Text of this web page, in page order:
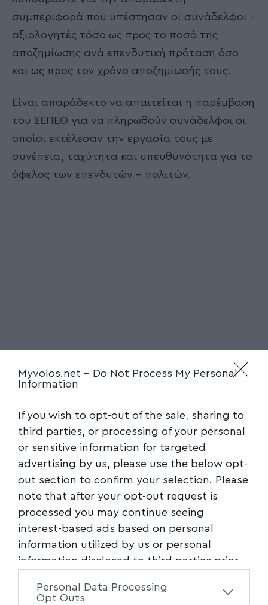
Myvolos.net - Do Not Process My Personal
Information
If you wish to opt-out of the sale, sharing to
third parties, or processing of your personal
or sensitive information for targeted
advertising by us, please use the below opt-
out section to confirm your selection. Please
note that after your opt-out request is
processed you may continue seeing
interest-based ads based on personal
information utilized by us or personal
information disclosed to third parties prior
of the further disclosure of your personal
Personal Data Processing
Opt Outs
συμπεριφορά που υπέστησαν οι συνάδελφοι –
αξιολογητές τόσο ως προς το ποσό της
αποζημίωσης ανά επενδυτική πρόταση όσο
και ως προς τον χρόνο αποζημίωσής τους.
Είναι απαράδεκτο να απαιτείται η παρέμβαση
του ΣΕΠΕΘ για να πληρωθούν συνάδελφοι οι
οποίοι εκτέλεσαν την εργασία τους με
συνέπεια, ταχύτητα και υπευθυνότητα για το
όφελος των επενδυτών – πολιτών.
Google News και μάθετε πρώτοι όλες
Ακολουθήστε μας στο επίσημο κανάλι
του Myvolos.net στο Youtube
TAGGED: Σύλλογος Εργαζομένων Περιφέρειας Θεσσαλίας
Facebook